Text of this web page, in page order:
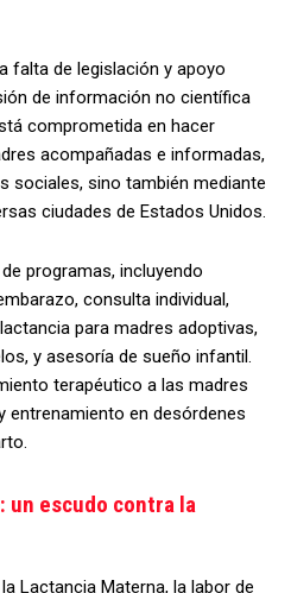
falta de legislación y apoyo
de información no científica
comprometida en hacer
acompañadas e informadas,
sociales, sino también mediante
ciudades de Estados Unidos.
programas, incluyendo
consulta individual,
para madres adoptivas,
y asesoría de sueño infantil.
terapéutico a las madres
entrenamiento en desórdenes
un escudo contra la
Lactancia Materna, la labor de